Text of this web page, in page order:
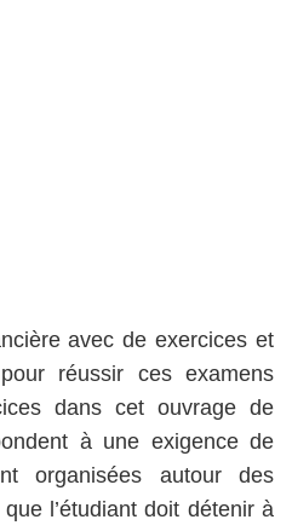
avec de exercices et
réussir ces examens
dans cet ouvrage de
à une exigence de
organisées autour des
l’étudiant doit détenir à